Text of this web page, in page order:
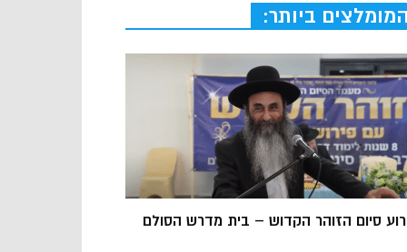
המומלצים ביותר:
סיום הזוהר הקדוש – בית מדרש הסולם